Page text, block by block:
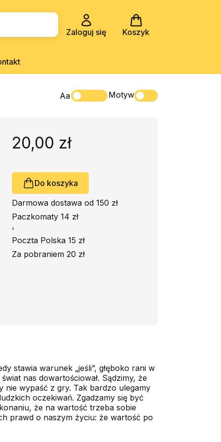
Zaloguj się Koszyk
Aa Motyw
20,00 zł
Do koszyka
Darmowa dostawa od 150 zł
Paczkomaty 14 zł
'
Poczta Polska 15 zł
Za pobraniem 20 zł
stawia warunek „jeśli”, głęboko rani w
nas dowartościował. Sądzimy, że
nie wypaść z gry. Tak bardzo ulegamy
oczekiwań. Zgadzamy się być
że na wartość trzeba sobie
prawd o naszym życiu: że wartość po